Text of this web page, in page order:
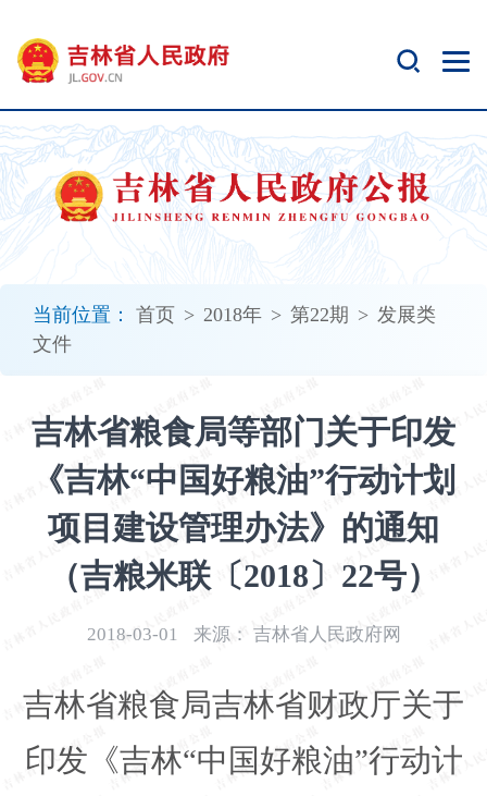
当前位置： 首页 > 2018年 > 第22期 > 发展类
文件
吉林省粮食局等部门关于印发
《吉林“中国好粮油”行动计划
项目建设管理办法》的通知
（吉粮米联〔2018〕22号）
2018-03-01 来源： 吉林省人民政府网
吉林省粮食局吉林省财政厅关于
印发《吉林“中国好粮油”行动计
开
无
障
碍
说
明
加